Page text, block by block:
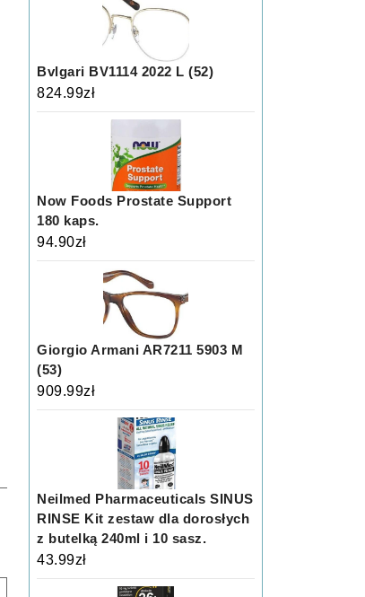
Bvlgari BV1114 2022 L (52)
824.99zł
Now Foods Prostate Support
180 kaps.
94.90zł
Giorgio Armani AR7211 5903 M
(53)
909.99zł
Neilmed Pharmaceuticals SINUS
RINSE Kit zestaw dla dorosłych
z butelką 240ml i 10 sasz.
43.99zł